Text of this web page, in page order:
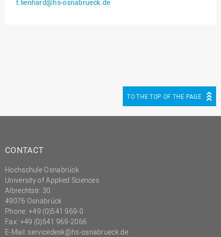
Personalrat
Präsidialbüro
Professional School
Projekte des Präsidiums
Projektmanagement Office
(PMO)
t.lienhard@hs-osnabrueck.de
TO THE TOP OF THE PAGE
CONTACT
Hochschule Osnabrück
University of Applied Sciences
Albrechtstr. 30
49076 Osnabrück
Phone: +49 (0)541 969-0
Fax: +49 (0)541 969-2066
E-Mail: servicedesk@hs-osnabrueck.de